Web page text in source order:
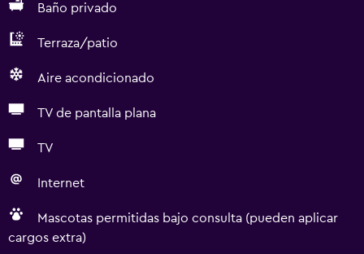
Baño privado
Terraza/patio
Aire acondicionado
TV de pantalla plana
TV
Internet
Mascotas permitidas bajo consulta (pueden aplicar
cargos extra)